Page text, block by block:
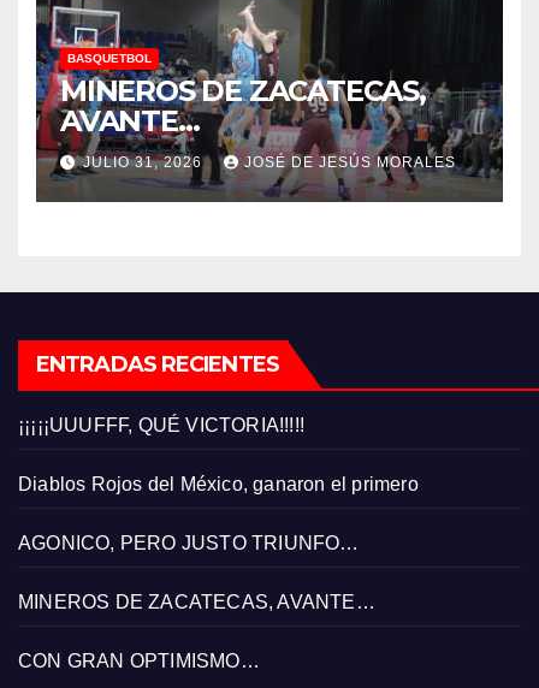
BASQUETBOL
MINEROS DE ZACATECAS,
AVANTE…
JULIO 31, 2026 JOSÉ DE JESÚS MORALES
ENTRADAS RECIENTES
¡¡¡¡¡UUUFFF, QUÉ VICTORIA!!!!!
Diablos Rojos del México, ganaron el primero
AGONICO, PERO JUSTO TRIUNFO…
MINEROS DE ZACATECAS, AVANTE…
CON GRAN OPTIMISMO…